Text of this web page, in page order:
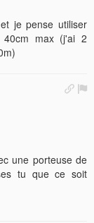
je pense utiliser
40cm max (j'ai 2
une porteuse de
tu que ce soit